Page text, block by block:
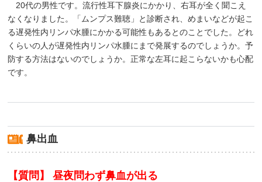
20代の男性です。流行性耳下腺炎にかかり、右耳が全く聞こえ
なくなりました。「ムンプス難聴」と診断され、めまいなどが起こ
る遅発性内リンパ水腫にかかる可能性もあるとのことでした。どれ
くらいの人が遅発性内リンパ水腫にまで発展するのでしょうか。予
防する方法はないのでしょうか。正常な左耳に起こらないかも心配
です。
鼻出血
【質問】 昼夜問わず鼻血が出る